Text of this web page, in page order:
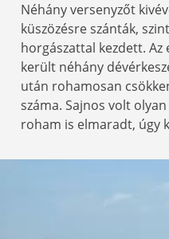
Néhány versenyzőt
küszözésre szánták,
horgászattal kezdett.
került néhány
után rohamosan
száma. Sajnos volt
roham is elmaradt, úgy